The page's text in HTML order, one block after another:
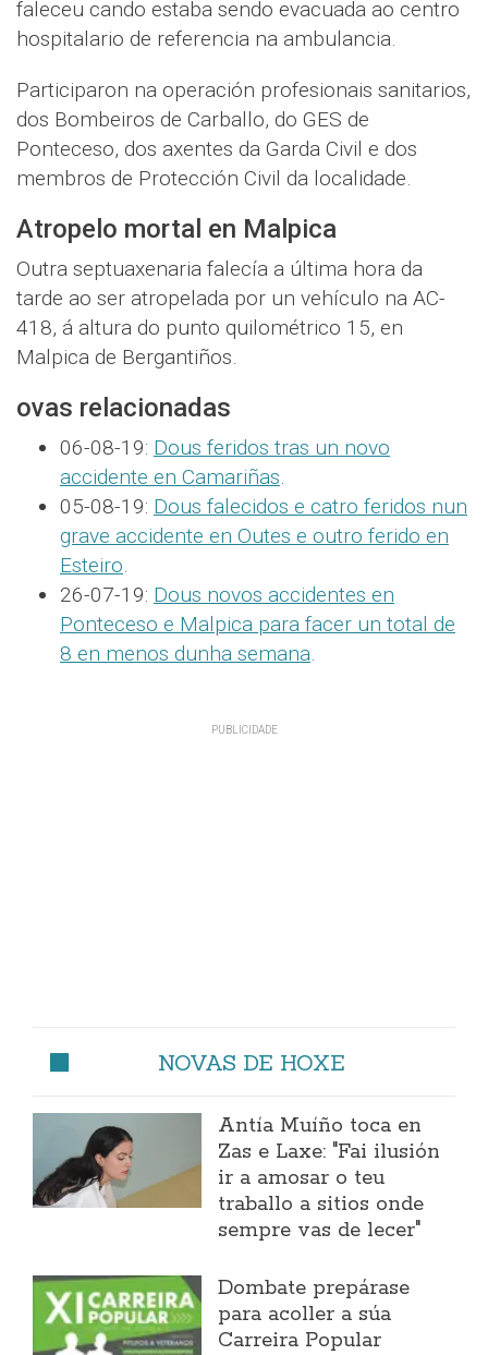
faleceu cando estaba sendo evacuada ao centro
hospitalario de referencia na ambulancia.
Participaron na operación profesionais sanitarios,
dos Bombeiros de Carballo, do GES de
Ponteceso, dos axentes da Garda Civil e dos
membros de Protección Civil da localidade.
Atropelo mortal en Malpica
Outra septuaxenaria falecía a última hora da
tarde ao ser atropelada por un vehículo na AC-
418, á altura do punto quilométrico 15, en
Malpica de Bergantiños.
ovas relacionadas
06-08-19: Dous feridos tras un novo
accidente en Camariñas.
05-08-19: Dous falecidos e catro feridos nun
grave accidente en Outes e outro ferido en
Esteiro.
26-07-19: Dous novos accidentes en
Ponteceso e Malpica para facer un total de
8 en menos dunha semana.
NOVAS DE HOXE
Antía Muíño toca en
Zas e Laxe: "Fai ilusión
ir a amosar o teu
traballo a sitios onde
sempre vas de lecer"
Dombate prepárase
para acoller a súa
Carreira Popular